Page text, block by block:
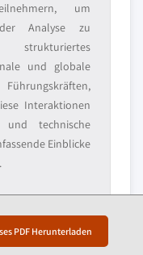
PDF Herunterladen
um
Analyse zu
und globale
Interaktionen
und technische
Einblicke